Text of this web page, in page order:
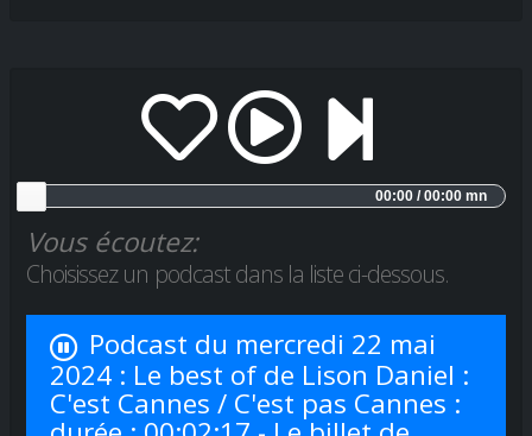
00:00 / 00:00 mn
Vous écoutez:
Choisissez un podcast dans la liste ci-dessous.
Podcast du mercredi 22 mai
2024 : Le best of de Lison Daniel :
C'est Cannes / C'est pas Cannes :